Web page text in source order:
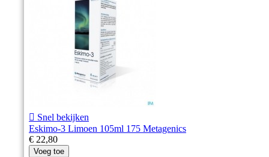
 Snel bekijken
Eskimo-3 Limoen 105ml 175 Metagenics
€ 22,80
Voeg toe